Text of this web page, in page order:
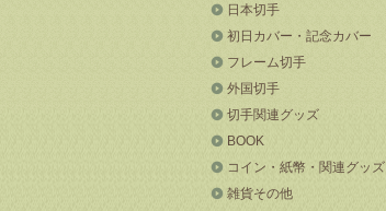
日本切手
初日カバー・記念カバー
フレーム切手
外国切手
切手関連グッズ
BOOK
コイン・紙幣・関連グッズ
雑貨その他